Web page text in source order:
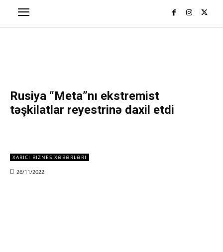
Rusiya “Meta”nı ekstremist
təşkilatlar reyestrinə daxil etdi
XARICI BIZNES XƏBƏRLƏRI
26/11/2022